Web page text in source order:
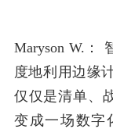
Maryson W.：
度地利用边缘
仅仅是清单、
变成一场数字